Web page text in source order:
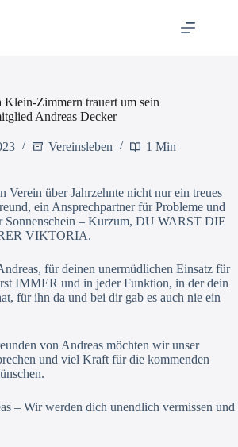
Zimmern trauert um sein
Andreas Decker
Vereinsleben 1 Min
Verein über Jahrzehnte nicht nur ein treues
ein Ansprechpartner für Probleme und
Sonnenschein – Kurzum, DU WARST DIE
VIKTORIA.
für deinen unermüdlichen Einsatz für
IMMER und in jeder Funktion, in der dein
für ihn da und bei dir gab es auch nie ein
von Andreas möchten wir unser
und viel Kraft für die kommenden
– Wir werden dich unendlich vermissen und